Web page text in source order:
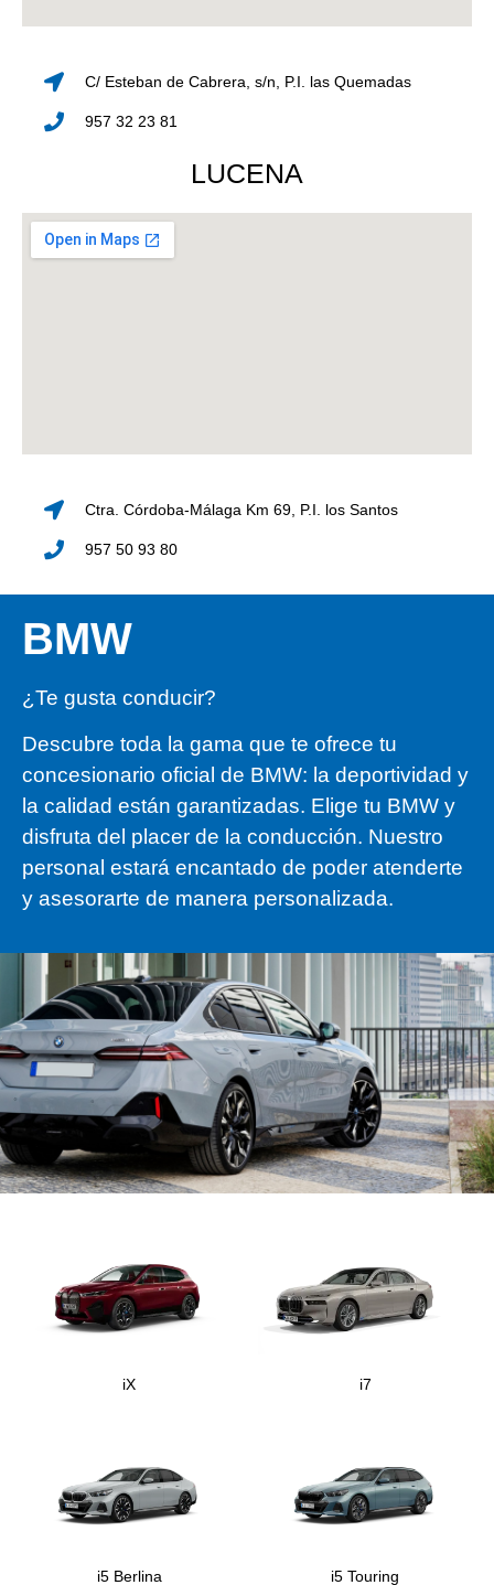
C/ Esteban de Cabrera, s/n, P.I. las Quemadas
957 32 23 81
LUCENA
Ctra. Córdoba-Málaga Km 69, P.I. los Santos
957 50 93 80
BMW
¿Te gusta conducir?
Descubre toda la gama que te ofrece tu
concesionario oficial de BMW: la deportividad y
la calidad están garantizadas. Elige tu BMW y
disfruta del placer de la conducción. Nuestro
personal estará encantado de poder atenderte
y asesorarte de manera personalizada.
iX i7
i5 Berlina i5 Touring